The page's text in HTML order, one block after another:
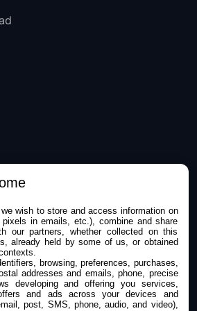
SoundSticks 5 Haut-Parleur
sur PC (code à télécharger)
Rue Du Commerce (Vendeur Tiers)
, we wish to store and access information on
in emails, etc.), combine and share
our partners, whether collected on this
already held by some of us, or obtained
browsing, preferences, purchases,
addresses and emails, phone, precise
developing and offering you services,
and ads across your devices and
post, SMS, phone, audio, and video),